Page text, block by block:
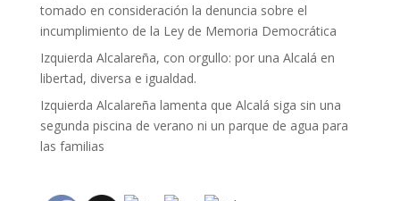
tomado en consideración la denuncia sobre el
incumplimiento de la Ley de Memoria Democrática
Izquierda Alcalareña, con orgullo: por una Alcalá en
libertad, diversa e igualdad.
Izquierda Alcalareña lamenta que Alcalá siga sin una
segunda piscina de verano ni un parque de agua para
las familias